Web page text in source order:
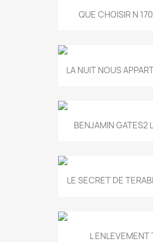
QUE CHOISIR N
LA NUIT NOUS
BENJAMIN GATES2
LE SECRET DE
L ENLEVEMENT